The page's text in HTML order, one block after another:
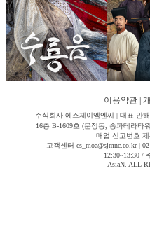
이용약관
주식회사 에스제이엠엔씨 | 대표 안
16층 B-1609호 (문정동, 송파테라타
매업 신고번호 제
고객센터 cs_moa@sjmnc.co.kr |
12:30~13:30 /
AsiaN. ALL